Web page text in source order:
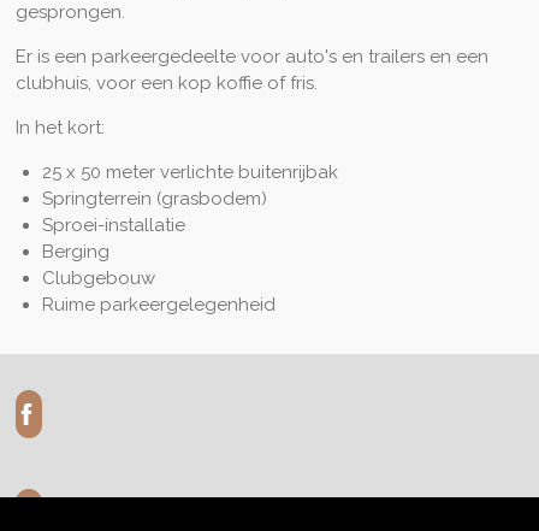
gesprongen.
Er is een parkeergedeelte voor auto's en trailers en een
clubhuis, voor een kop koffie of fris.
In het kort:
25 x 50 meter verlichte buitenrijbak
Springterrein (grasbodem)
Sproei-installatie
Berging
Clubgebouw
Ruime parkeergelegenheid